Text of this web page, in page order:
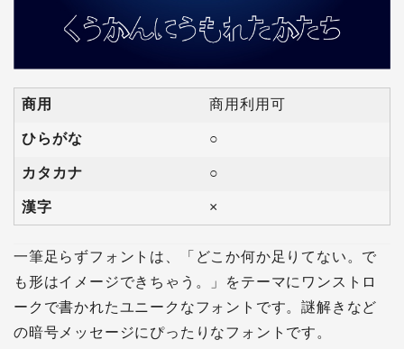
商用 商用利用可
ひらがな ○
カタカナ ○
漢字 ×
一筆足らずフォントは、「どこか何か足りてない。で
も形はイメージできちゃう。」をテーマにワンストロ
ークで書かれたユニークなフォントです。謎解きなど
の暗号メッセージにぴったりなフォントです。